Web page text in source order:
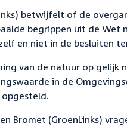
betwijfelt of de
begrippen uit de
en niet in de besluiten
van de natuur op
in de
en Bromet (GroenLinks)